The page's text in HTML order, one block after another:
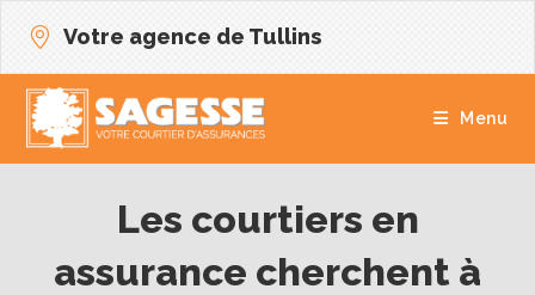
Votre agence de Tullins
Menu
Les courtiers en
assurance cherchent à